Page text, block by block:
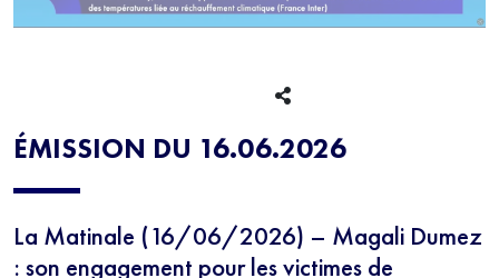
ÉMISSION DU 16.06.2026
La Matinale (16/06/2026) – Magali Dumez
: son engagement pour les victimes de